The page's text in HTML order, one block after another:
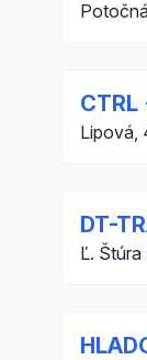
CTRL
Lipová,
DT-
Ľ.